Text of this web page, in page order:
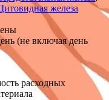
железа
(не включая день
расходных